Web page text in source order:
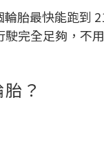
輪胎最快能跑到
駛完全足夠，不
？